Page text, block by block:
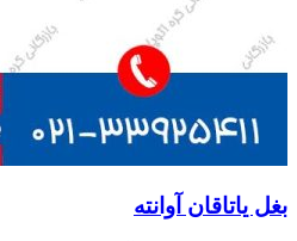
بغل یاتاقان آوانته